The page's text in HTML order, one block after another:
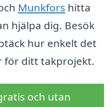
Munkfors hitta
hjälpa dig. Besök
hur enkelt det
för ditt takprojekt.
och utan